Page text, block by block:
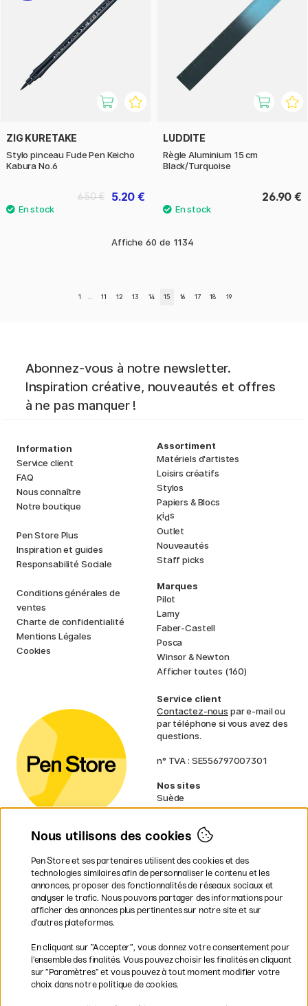
ZIG KURETAKE
Stylo pinceau Fude Pen Keicho
Kabura No.6
5.20 €
6.50 €
LUDDITE
Règle Aluminium 15 cm
Black/Turquoise
26.90 €
Affiche 60 de 1134
1 11 12 13 14 15 16 17 18 19
Abonnez-vous à notre newsletter.
Inspiration créative, nouveautés et offres
à ne pas manquer !
Information
Service client
FAQ
Nous connaître
Notre boutique
Pen Store Plus
Inspiration et guides
Responsabilité Sociale
Conditions générales de
ventes
Charte de confidentialité
Mentions Légales
Cookies
Assortiment
Matériels d'artistes
Loisirs créatifs
Stylos
Papiers & Blocs
Kids
Outlet
Nouveautés
Staff picks
Marques
Pilot
Lamy
Faber-Castell
Posca
Winsor & Newton
Afficher toutes (160)
Service client
Contactez-nous par e-mail ou
par téléphone si vous avez des
questions.
n° TVA : SE556797007301
Nos sites
Suède
Norvège
Finlande
Irlande
Pays-Bas
Royaume-Uni
UE
volumineux.
Les modes de paiement
Nous utilisons des cookies
Pen Store et ses partenaires utilisent des cookies et des
technologies similaires afin de personnaliser le contenu et les
annonces, proposer des fonctionnalités de réseaux sociaux et
analyser le trafic. Nous pouvons partager des informations pour
afficher des annonces plus pertinentes sur notre site et sur
d’autres plateformes.
En cliquant sur ”Accepter”, vous donnez votre consentement pour
l’ensemble des finalités. Vous pouvez choisir les finalités en cliquant
sur ”Paramètres” et vous pouvez à tout moment modifier votre
choix dans notre politique de cookies.